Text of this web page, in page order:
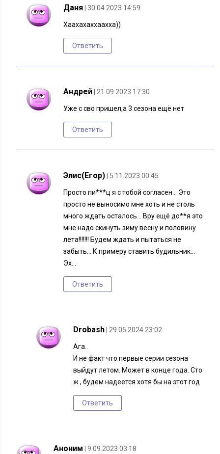
Даня | 30.04.2023 14:59
Хаахахаххаахха))
Ответить
Андрей | 21.09.2023 17:30
Уже с сво пришел,а 3 сезона ещё нет
Ответить
Элис(Егор) | 5.11.2023 00:45
Просто пи***ц я с тобой согласен… Это
просто не выносимо мне хоть и не столь
много ждать осталось… Вру ещё до**я это
мне надо скинуть зиму весну и половину
лета!!!!!!! Будем ждать и пытаться не
забыть… К примеру ставить будильник…
Эх…
Ответить
Drobash | 29.05.2024 23:02
Ага..
И не факт что первые серии сезона
выйдут летом. Может в конце года. Сто
ж , будем надеется хотя бы на этот год
Ответить
Аноним | 9.09.2023 03:18